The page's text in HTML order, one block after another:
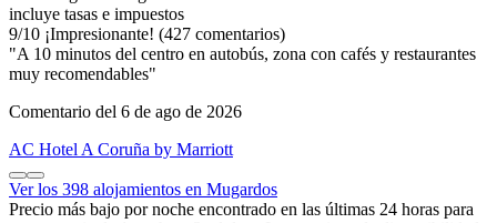
incluye tasas e impuestos
9/10 ¡Impresionante! (427 comentarios)
"A 10 minutos del centro en autobús, zona con cafés y restaurantes
muy recomendables"
Comentario del 6 de ago de 2026
AC Hotel A Coruña by Marriott
Ver los 398 alojamientos en Mugardos
Precio más bajo por noche encontrado en las últimas 24 horas para